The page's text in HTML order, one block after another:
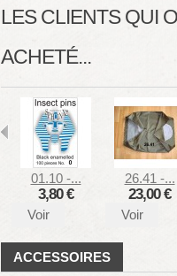
LES CLIENTS QUI
ACHETÉ...
01.10 -...
3,80 €
Voir
26.41 -...
23,00 €
Voir
ACCESSOIRES